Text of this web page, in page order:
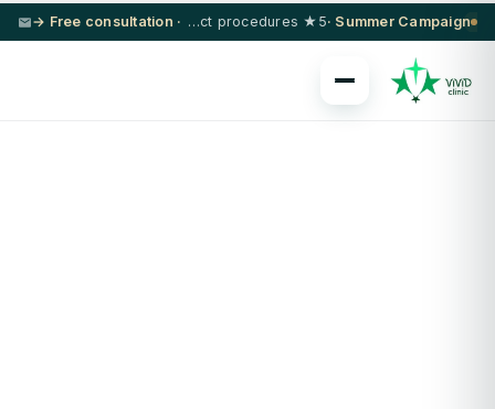
Summer Campaign ·
5★ hotel + VIP transfer on select procedures
· Free consultation →